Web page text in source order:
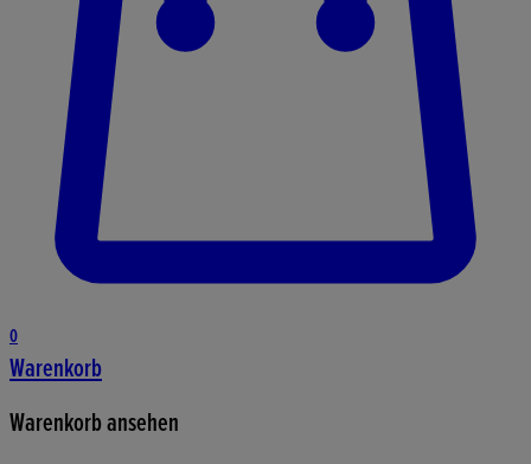
0
Warenkorb
Warenkorb ansehen